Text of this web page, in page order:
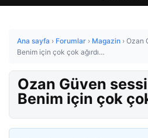
Ana sayfa › Forumlar › Magazin › Ozan
Benim için çok çok ağırdı…
Ozan Güven
Benim için çok